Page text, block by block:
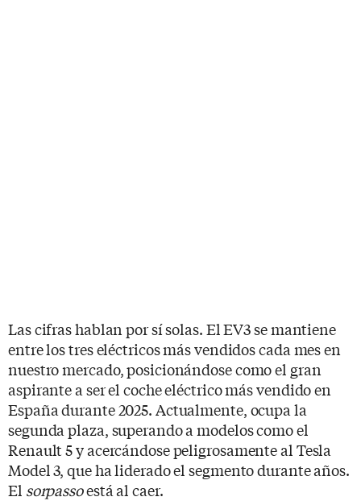
Las cifras hablan por sí solas. El EV3 se mantiene
entre los tres eléctricos más vendidos cada mes en
nuestro mercado, posicionándose como el gran
aspirante a ser el coche eléctrico más vendido en
España durante 2025. Actualmente, ocupa la
segunda plaza, superando a modelos como el
Renault 5 y acercándose peligrosamente al Tesla
Model 3, que ha liderado el segmento durante años.
El sorpassoestá al caer.